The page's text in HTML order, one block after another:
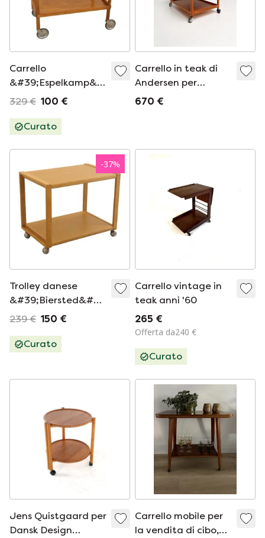
Carrello
&#39;Espelkamp&#39;
d&#39;epoca
329 € 100 €
Curato
Carrello in teak di
Andersen per
Silkeborg, anni '70
670 €
-37%
Trolley danese
&#39;Biersted&#39;
vintage della metà
239 € 150 €
Curato
Carrello vintage in
teak anni '60
265 €
Offerta da240 €
Curato
Jens Quistgaard per
Dansk Design
Carrello mobile per
la vendita di cibo,